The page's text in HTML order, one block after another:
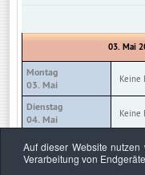
03. Mai
Montag
03. Mai
Keine
Dienstag
04. Mai
Keine
Mittwoch
05. Mai
Keine
Auf dieser Website
Verarbeitung von